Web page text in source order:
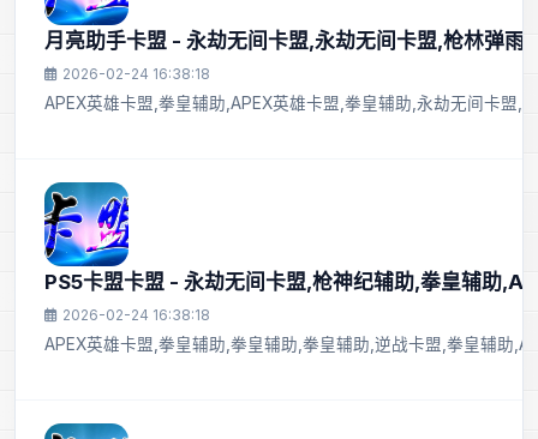
月亮助手卡盟 - 永劫无间卡盟,永劫无间卡盟,枪林弹雨
2026-02-24 16:38:18
APEX英雄卡盟,拳皇辅助,APEX英雄卡盟,拳皇辅助,永劫无间卡盟,
PS5卡盟卡盟 - 永劫无间卡盟,枪神纪辅助,拳皇辅助
2026-02-24 16:38:18
APEX英雄卡盟,拳皇辅助,拳皇辅助,拳皇辅助,逆战卡盟,拳皇辅助